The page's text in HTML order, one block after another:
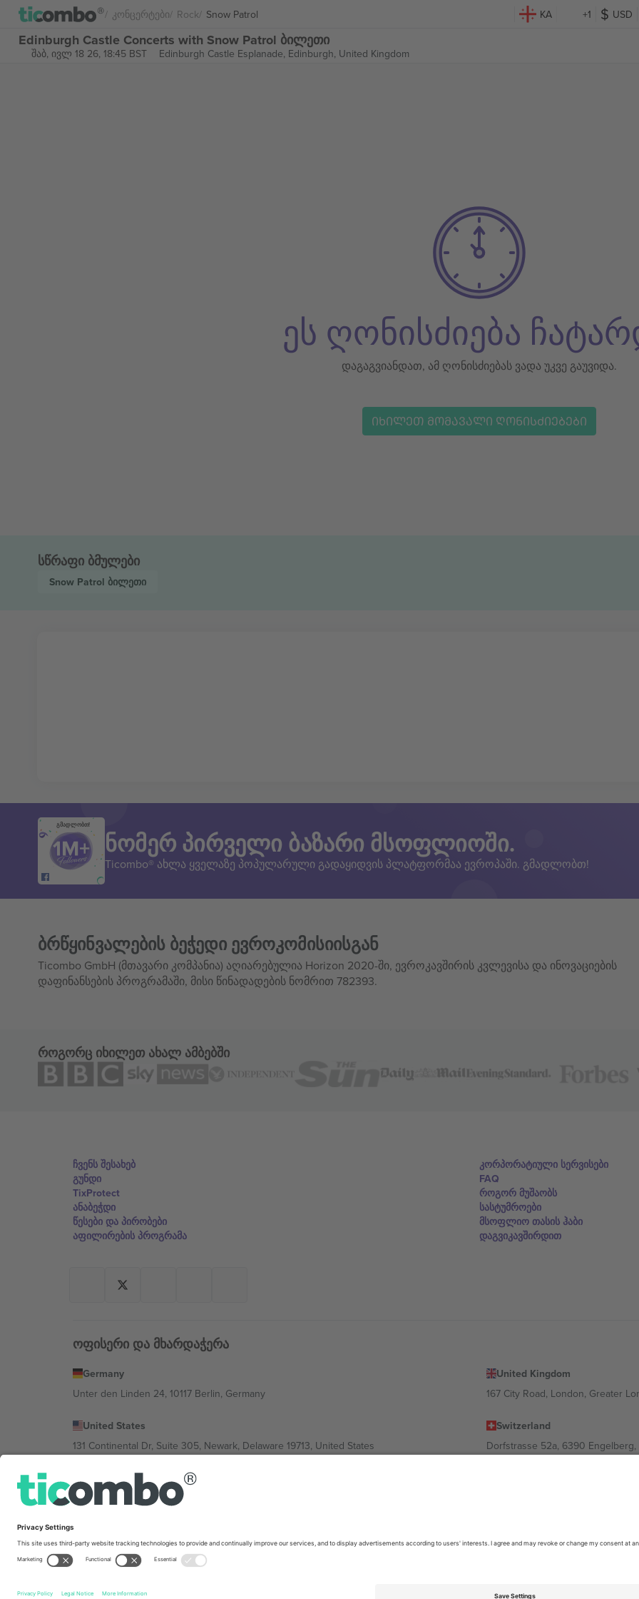
Კონცერტები Rock Snow Patrol KA +1 USD
Edinburgh Castle Concerts with Snow Patrol ბილეთი
შაბ, ივლ 18 26, 18:45 BST Edinburgh Castle Esplanade, Edinburgh, United Kingdom
ეს ღონისძიება
დაგაგვიანდათ, ამ ღონისძიებას ვადა უკვე გაუვიდა.
ᲘᲮᲘᲚᲔᲗ ᲛᲝᲛᲐᲕᲐᲚᲘ ᲦᲝᲜᲘᲡᲫᲘᲔᲑᲔᲑᲘ
სწრაფი ბმულები
Snow Patrol ბილეთი
გმადლობთ!
ნომერ პირველი ბაზარი მსოფლიოში.
Ticombo® ახლა ყველაზე პოპულარული გადაყიდვის პლატფორმაა ევროპაში. გმადლობთ!
ბრწყინვალების ბეჭედი ევროკომისიისგან
Ticombo GmbH (მთავარი კომპანია) აღიარებულია Horizon 2020-ში, ევროკავშირის კვლევისა და ინოვაციების
დაფინანსების პროგრამაში, მისი წინადადების ნომრით 782393.
როგორც იხილეთ ახალ ამბებში
ჩვენს შესახებ
გუნდი
TixProtect
ანაბეჭდი
წესები და პირობები
აფილირების პროგრამა
კორპორატიული სერვისები
FAQ
როგორ მუშაობს
სასტუმროები
მსოფლიო თასის ჰაბი
დაგვიკავშირდით
ოფისერი და მხარდაჭერა
Germany
Unter den Linden 24, 10117 Berlin, Germany
United Kingdom
167 City Road, London, Greater
United States
131 Continental Dr, Suite 305, Newark, Delaware 19713, United States
Switzerland
Dorfstrasse 52a, 6390
Bulgaria
Regus Sofia City West, bul Totleben 53-55, 1606 Sofia, Bulgaria
Av Chapultepec 360, Roma Norte, Cuauhtémoc, 06700 Ciudad de México, CDMX, Mexico
კონკრეტული პირობები.,